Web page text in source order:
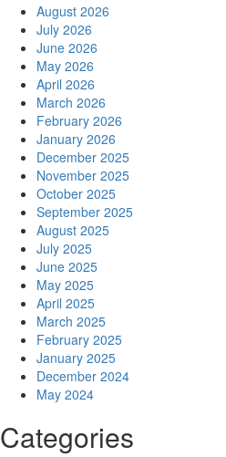
August 2026
July 2026
June 2026
May 2026
April 2026
March 2026
February 2026
January 2026
December 2025
November 2025
October 2025
September 2025
August 2025
July 2025
June 2025
May 2025
April 2025
March 2025
February 2025
January 2025
December 2024
May 2024
Categories